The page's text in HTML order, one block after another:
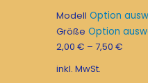
Modell
Größe
2,00 € – 7,50 €
inkl. MwSt.